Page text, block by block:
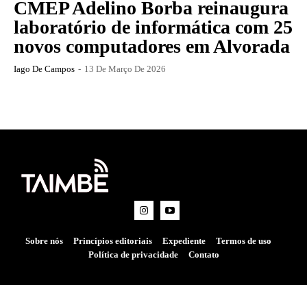
CMEP Adelino Borba reinaugura
laboratório de informática com 25
novos computadores em Alvorada
Iago De Campos - 13 De Março De 2026
Sobre nós Princípios editoriais Expediente
Termos de uso
Política de privacidade
Contato